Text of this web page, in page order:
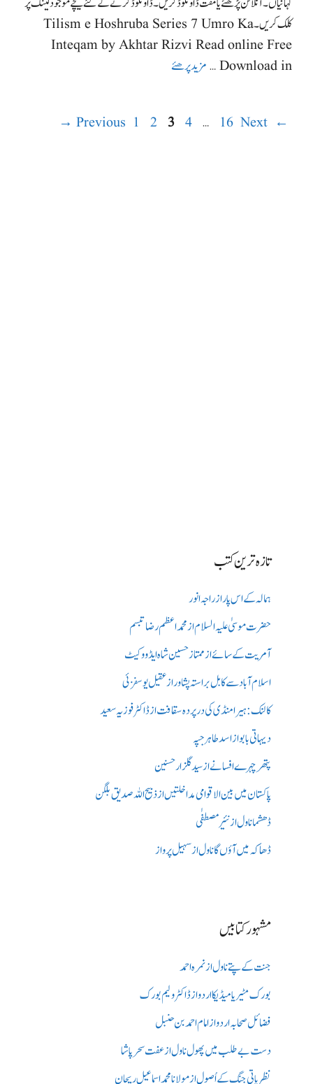
کلک کریں۔ Tilism e Hoshruba Series 7 Umro Ka
Inteqam by Akhtar Rizvi Read online Free
Download in …
مزید پرھئے
←
Page 1
Page2
Page 3
Page4 …
Page 16 Next
→
تازہ ترین کتب
ہمالہ کے اس پار از راجہ انور
حضرت موسیٰ علیہ السلام از محمد اعظم رضا تبسم
آمریت کے سائے از ممتاز حسین شاہ ایڈووکیٹ
اسلام آباد سے کابل براستہ پشاور از عقیل یوسفزئی
کالنک: ہیرا منڈی کی در پردہ سقافت از ڈاکٹر فوزیہ سعید
دیہاتی بابو از اسد طاہر جپہ
پتھر چہرے افسانے از سید گلزار حسنین
پاکستان میں بین الاقوامی مداخلتیں از ذبیح اللہ صدیق بلگن
ڈھشما ناول از نئیر مصطفٰی
ڈھاکہ میں آؤں گا ناول از سہیل پرواز
مشہور کتابیں
جنت کے پتے ناول از نمرہ احمد
بورک مٹیریا میڈیکااردو از ڈاکٹر ولیم بورک
فضائل صحابہ اردو از امام احمد بن حنبل
دست بے طلب میں‌پھول ناول از عفت سحر پاشا
نظریاتی جنگ کے اُصول از مولانا محمد اسماعیل ریحان